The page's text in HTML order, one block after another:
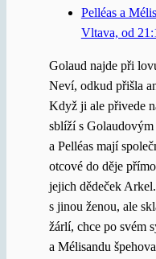
Pelléas a
Vltava, od
Golaud najde při
Neví, odkud přišla
Když ji ale přivede
sblíží s
a Pelléas mají
otcové do děje
jejich dědeček
s jinou ženou, ale
žárlí, chce po svém
a Mélisandu